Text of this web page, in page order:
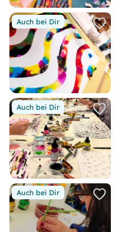
Auch bei Dir
Auch bei Dir
Auch bei Dir